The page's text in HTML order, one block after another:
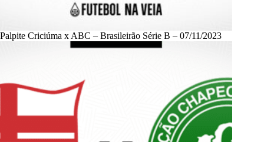
Palpite Criciúma x ABC – Brasileirão Série B – 07/11/2023